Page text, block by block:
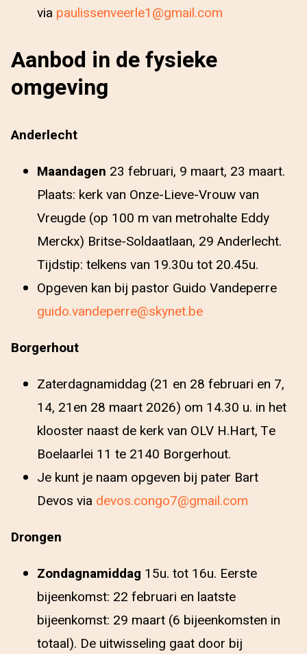
via paulissenveerle1@gmail.com
Aanbod in de fysieke
omgeving
Anderlecht
Maandagen 23 februari, 9 maart, 23 maart.
Plaats: kerk van Onze-Lieve-Vrouw van
Vreugde (op 100 m van metrohalte Eddy
Merckx) Britse-Soldaatlaan, 29 Anderlecht.
Tijdstip: telkens van 19.30u tot 20.45u.
Opgeven kan bij pastor Guido Vandeperre
guido.vandeperre@skynet.be
Borgerhout
Zaterdagnamiddag (21 en 28 februari en 7,
14, 21en 28 maart 2026) om 14.30 u. in het
klooster naast de kerk van OLV H.Hart, Te
Boelaarlei 11 te 2140 Borgerhout.
Je kunt je naam opgeven bij pater Bart
Devos via devos.congo7@gmail.com
Drongen
Zondagnamiddag 15u. tot 16u. Eerste
bijeenkomst: 22 februari en laatste
bijeenkomst: 29 maart (6 bijeenkomsten in
totaal). De uitwisseling gaat door bij